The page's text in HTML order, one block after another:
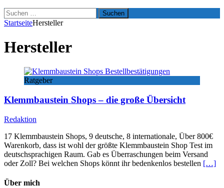
Suchen
nach:
StartseiteHersteller
Hersteller
Ratgeber
Klemmbaustein Shops – die große Übersicht
Redaktion
17 Klemmbaustein Shops, 9 deutsche, 8 internationale, Über 800€
Warenkorb, dass ist wohl der größte Klemmbaustein Shop Test im
deutschsprachigen Raum. Gab es Überraschungen beim Versand
oder Zoll? Bei welchen Shops könnt ihr bedenkenlos bestellen […]
Über mich